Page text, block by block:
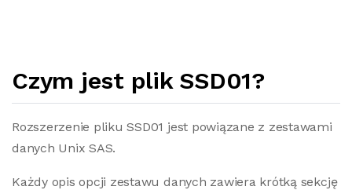
Czym jest plik SSD01?
Rozszerzenie pliku SSD01 jest powiązane z zestawami
danych Unix SAS.
Każdy opis opcji zestawu danych zawiera krótką sekcję